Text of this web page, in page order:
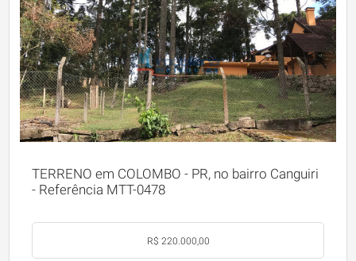
TERRENO em COLOMBO - PR, no bairro Canguiri
- Referência MTT-0478
R$ 220.000,00